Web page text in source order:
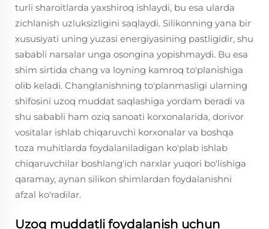
turli sharoitlarda yaxshiroq ishlaydi, bu esa ularda
zichlanish uzluksizligini saqlaydi. Silikonning yana bir
xususiyati uning yuzasi energiyasining pastligidir, shu
sababli narsalar unga osongina yopishmaydi. Bu esa
shim sirtida chang va loyning kamroq to'planishiga
olib keladi. Changlanishning to'planmasligi ularning
shifosini uzoq muddat saqlashiga yordam beradi va
shu sababli ham oziq sanoati korxonalarida, dorivor
vositalar ishlab chiqaruvchi korxonalar va boshqa
toza muhitlarda foydalaniladigan ko'plab ishlab
chiqaruvchilar boshlang'ich narxlar yuqori bo'lishiga
qaramay, aynan silikon shimlardan foydalanishni
afzal ko'radilar.
Uzoq muddatli foydalanish uchun